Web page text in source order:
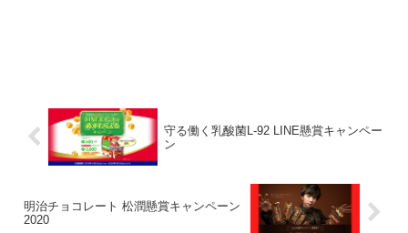
守る働く乳酸菌L-92 LINE懸賞キャンペー
ン
明治チョコレート 松潤懸賞キャンペーン
2020